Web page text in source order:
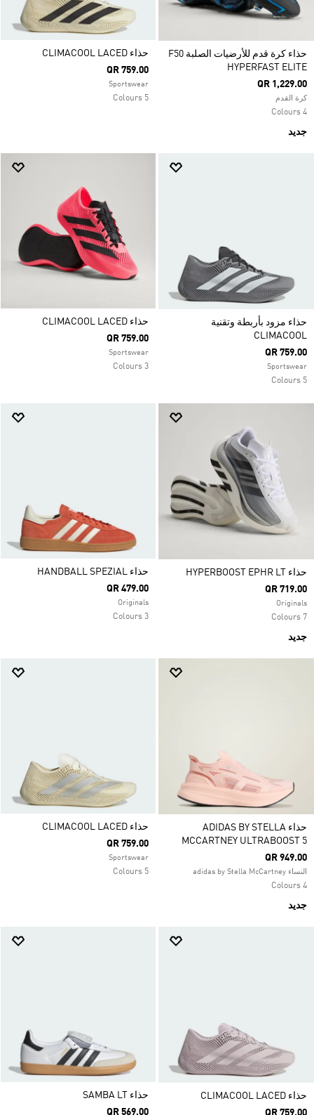
حذاء كرة قدم للأرضيات الصلبة F50
HYPERFAST ELITE
QR 1,229.00
كرة القدم
4 Colours
جديد
حذاء CLIMACOOL LACED
QR 759.00
Sportswear
5 Colours
حذاء مزود بأربطة وتقنية
CLIMACOOL
QR 759.00
Sportswear
5 Colours
حذاء CLIMACOOL LACED
QR 759.00
Sportswear
3 Colours
حذاء HYPERBOOST EPHR LT
QR 719.00
Originals
7 Colours
جديد
حذاء HANDBALL SPEZIAL
QR 479.00
Originals
3 Colours
حذاء ADIDAS BY STELLA
MCCARTNEY ULTRABOOST 5
QR 949.00
النساء adidas by Stella McCartney
4 Colours
جديد
حذاء CLIMACOOL LACED
QR 759.00
Sportswear
5 Colours
حذاء CLIMACOOL LACED
QR 759.00
حذاء SAMBA LT
QR 569.00